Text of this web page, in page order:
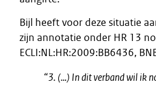
Bijl heeft voor deze situatie
zijn annotatie onder HR 13
ECLI:NL:HR:2009:BB6436,
“3. (…) In dit verband wil ik